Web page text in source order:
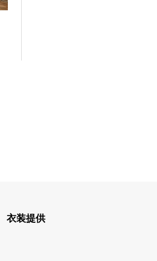
衣装提供